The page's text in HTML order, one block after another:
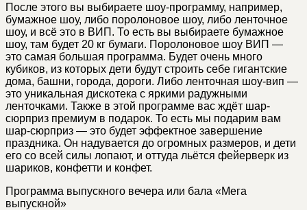
После этого вы выбираете шоу-программу, например,
бумажное шоу, либо поролоновое шоу, либо ленточное
шоу, и всё это в ВИП. То есть вы выбираете бумажное
шоу, там будет 20 кг бумаги. Поролоновое шоу ВИП —
это самая большая программа. Будет очень много
кубиков, из которых дети будут строить себе гигантские
дома, башни, города, дороги. Либо ленточная шоу-вип —
это уникальная дискотека с яркими радужными
ленточками. Также в этой программе вас ждёт шар-
сюрприз премиум в подарок. То есть мы подарим вам
шар-сюрприз — это будет эффектное завершение
праздника. Он надувается до огромных размеров, и дети
его со всей силы лопают, и оттуда льётся фейерверк из
шариков, конфетти и конфет.
Программа выпускного вечера или бала «Мега
выпускной»